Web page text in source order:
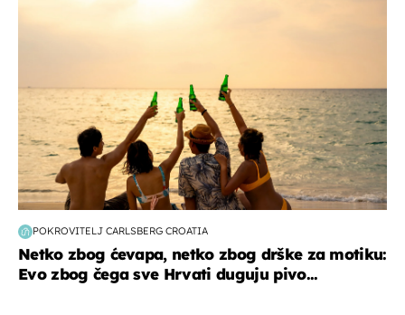
POKROVITELJ CARLSBERG CROATIA
Netko zbog ćevapa, netko zbog drške za motiku:
Evo zbog čega sve Hrvati duguju pivo...